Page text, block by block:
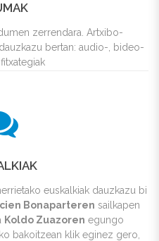
zerrendara. Artxibo-
bertan: audio-, bideo-
euskalkiak dauzkazu bi
Bonaparteren sailkapen
Koldo Zuazoren egungo
bakoitzean klik eginez gero,